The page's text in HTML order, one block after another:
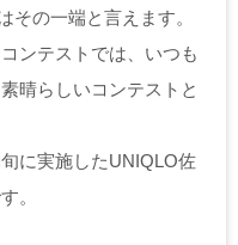
その一端と言えます。
ンテストでは、いつも
晴らしいコンテストと
に実施したUNIQLO佐
。